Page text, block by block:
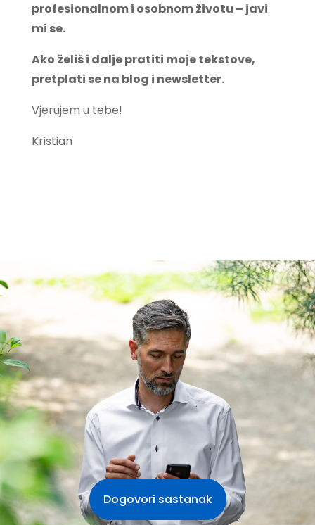
profesionalnom i osobnom životu – javi
mi se.
Ako želiš i dalje pratiti moje tekstove,
pretplati se na blog i newsletter.
Vjerujem u tebe!
Kristian
Dogovori sastanak